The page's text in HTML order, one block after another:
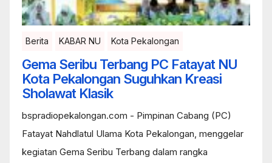
Berita KABAR NU Kota Pekalongan
Gema Seribu Terbang PC Fatayat NU
Kota Pekalongan Suguhkan Kreasi
Sholawat Klasik
bspradiopekalongan.com - Pimpinan Cabang (PC)
Fatayat Nahdlatul Ulama Kota Pekalongan, menggelar
kegiatan Gema Seribu Terbang dalam rangka